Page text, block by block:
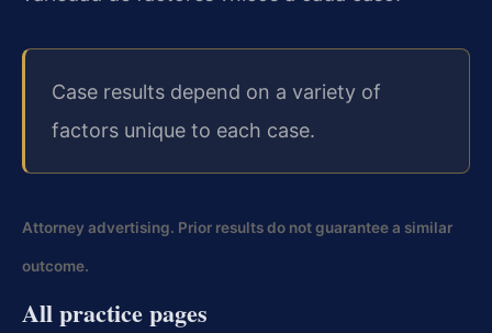
Case results depend on a variety of
factors unique to each case.
Attorney advertising. Prior results do not guarantee a similar
outcome.
All practice pages